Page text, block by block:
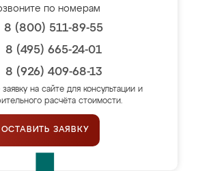
по номерам
8 (800) 511-89-55
8 (495) 665-24-01
8 (926) 409-68-13
на сайте для консультации и
расчёта стоимости.
ОСТАВИТЬ ЗАЯВКУ